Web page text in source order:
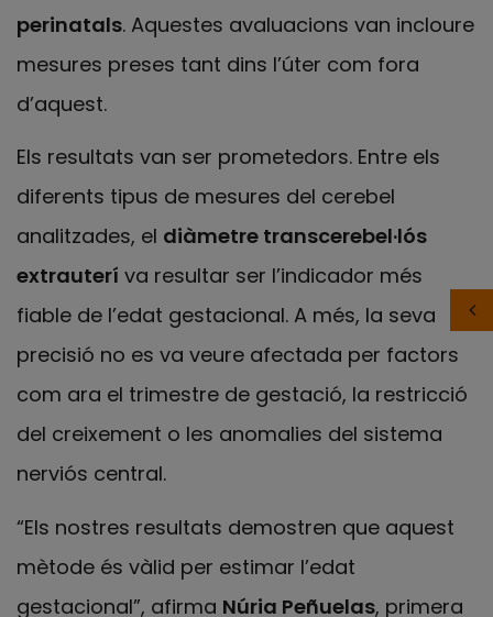
perinatals. Aquestes avaluacions van incloure
mesures preses tant dins l’úter com fora
d’aquest.
Els resultats van ser prometedors. Entre els
diferents tipus de mesures del cerebel
analitzades, el diàmetre transcerebel·lós
extrauterí va resultar ser l’indicador més
fiable de l’edat gestacional. A més, la seva
precisió no es va veure afectada per factors
com ara el trimestre de gestació, la restricció
del creixement o les anomalies del sistema
nerviós central.
“Els nostres resultats demostren que aquest
mètode és vàlid per estimar l’edat
gestacional”, afirma Núria Peñuelas, primera